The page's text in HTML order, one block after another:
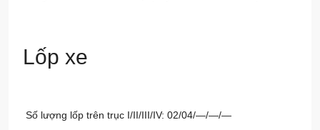
Lốp xe
Số lượng lốp trên trục I/II/III/IV: 02/04/—/—/—